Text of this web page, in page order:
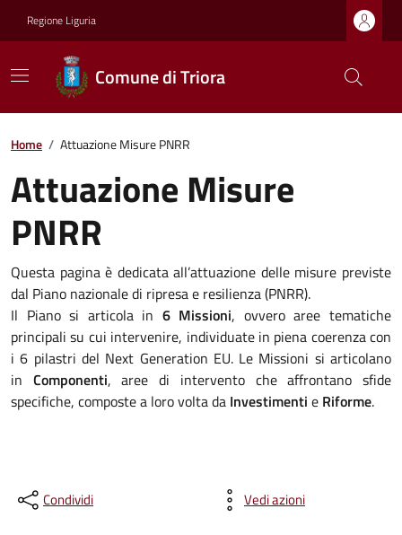
Regione Liguria
Comune di Triora
Home / Attuazione Misure PNRR
Attuazione Misure
PNRR
Questa pagina è dedicata all’attuazione delle misure previste
dal Piano nazionale di ripresa e resilienza (PNRR).
Il Piano si articola in 6 Missioni, ovvero aree tematiche
principali su cui intervenire, individuate in piena coerenza con
i 6 pilastri del Next Generation EU. Le Missioni si articolano
in Componenti, aree di intervento che affrontano sfide
specifiche, composte a loro volta da Investimenti e Riforme.
Condividi Vedi azioni